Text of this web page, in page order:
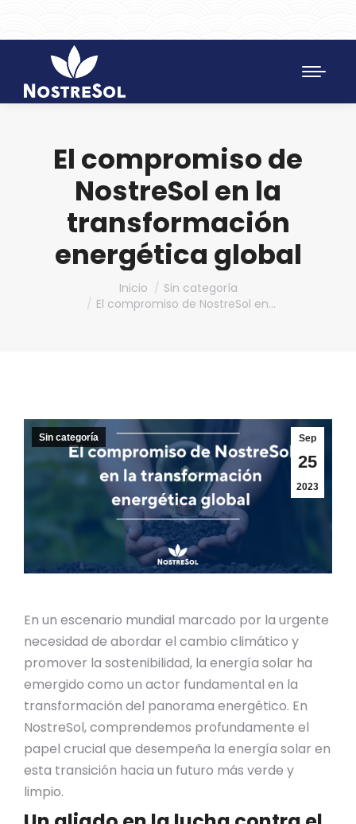
El compromiso de
NostreSol en la
transformación
energética global
Inicio
Sin categoría
El compromiso de NostreSol en…
Sep
25
2023
Sin categoría
En un escenario mundial marcado por la urgente
necesidad de abordar el cambio climático y
promover la sostenibilidad, la energía solar ha
emergido como un actor fundamental en la
transformación del panorama energético. En
NostreSol, comprendemos profundamente el
papel crucial que desempeña la energía solar en
esta transición hacia un futuro más verde y
limpio.